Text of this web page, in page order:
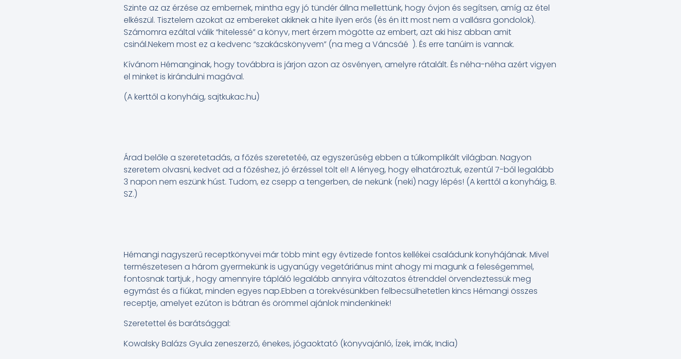
Szinte az az érzése az embernek, mintha egy jó tündér állna mellettünk, hogy óvjon és segítsen, amíg az étel
elkészül. Tisztelem azokat az embereket akiknek a hite ilyen erős (és én itt most nem a vallásra gondolok).
Számomra ezáltal válik “hitelessé” a könyv, mert érzem mögötte az embert, azt aki hisz abban amit
csinál.Nekem most ez a kedvenc “szakácskönyvem” (na meg a Váncsáé ). És erre tanúim is vannak.
Kívánom Hémanginak, hogy továbbra is járjon azon az ösvényen, amelyre rátalált. És néha-néha azért vigyen
el minket is kirándulni magával.
(A kerttől a konyháig, sajtkukac.hu)
Árad belőle a szeretetadás, a főzés szeretetéé, az egyszerűség ebben a túlkomplikált világban. Nagyon
szeretem olvasni, kedvet ad a főzéshez, jó érzéssel tölt el! A lényeg, hogy elhatároztuk, ezentúl 7-ből legalább
3 napon nem eszünk húst. Tudom, ez csepp a tengerben, de nekünk (neki) nagy lépés! (A kerttől a konyháig, B.
SZ.)
Hémangi nagyszerű receptkönyvei már több mint egy évtizede fontos kellékei családunk konyhájának. Mivel
természetesen a három gyermekünk is ugyanúgy vegetáriánus mint ahogy mi magunk a feleségemmel,
fontosnak tartjuk , hogy amennyire tápláló legalább annyira változatos étrenddel örvendeztessük meg
egymást és a fiúkat, minden egyes nap.Ebben a törekvésünkben felbecsülhetetlen kincs Hémangi összes
receptje, amelyet ezúton is bátran és örömmel ajánlok mindenkinek!
Szeretettel és barátsággal:
Kowalsky Balázs Gyula zeneszerző, énekes, jógaoktató (könyvajánló, Ízek, imák, India)